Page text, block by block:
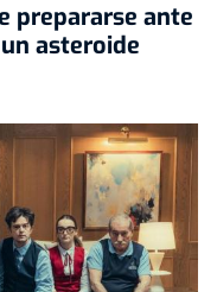
prepararse ante
asteroide